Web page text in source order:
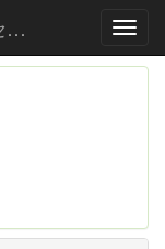
北九州学術研究都市学術情報センター